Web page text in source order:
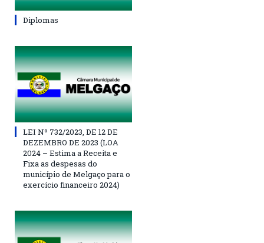
Diplomas
LEI Nº 732/2023, DE 12 DE
DEZEMBRO DE 2023 (LOA
2024 – Estima a Receita e
Fixa as despesas do
município de Melgaço para o
exercício financeiro 2024)